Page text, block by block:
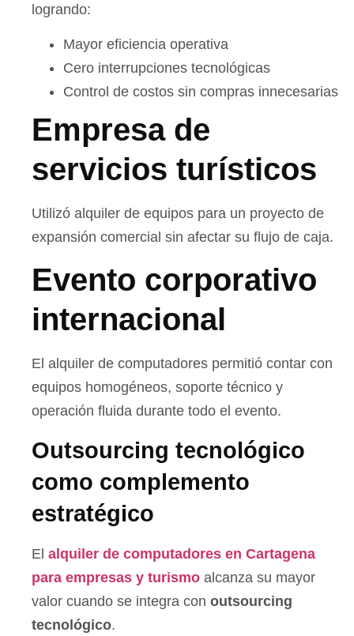
logrando:
Mayor eficiencia operativa
Cero interrupciones tecnológicas
Control de costos sin compras innecesarias
Empresa de
servicios turísticos
Utilizó alquiler de equipos para un proyecto de
expansión comercial sin afectar su flujo de caja.
Evento corporativo
internacional
El alquiler de computadores permitió contar con
equipos homogéneos, soporte técnico y
operación fluida durante todo el evento.
Outsourcing tecnológico
como complemento
estratégico
El alquiler de computadores en Cartagena
para empresas y turismo alcanza su mayor
valor cuando se integra con outsourcing
tecnológico.